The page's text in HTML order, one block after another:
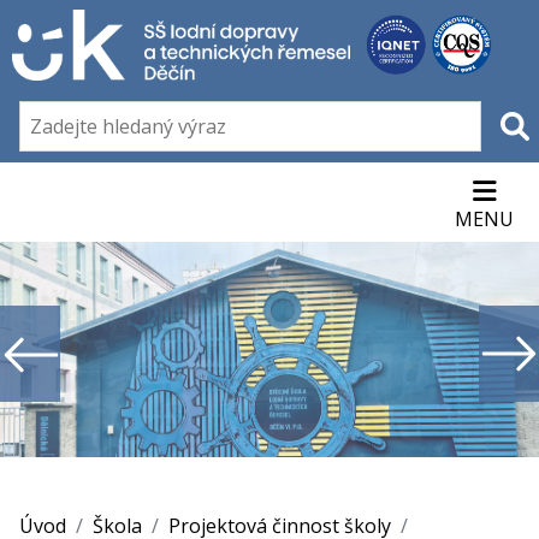
MENU
Úvod Škola Projektová činnost školy